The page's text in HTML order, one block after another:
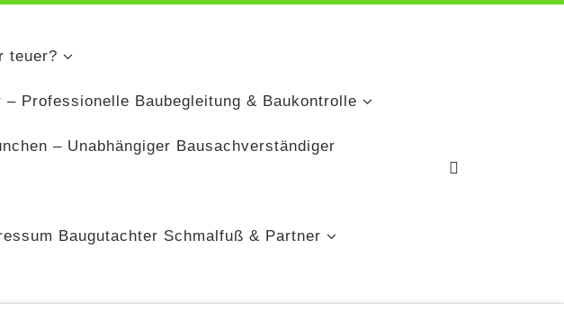
teuer?
– Professionelle Baubegleitung & Baukontrolle
– Unabhängiger Bausachverständiger
Baugutachter Schmalfuß & Partner